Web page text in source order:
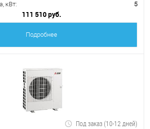
кВт:
5
111 510 руб.
Подробнее
Под заказ (10-12 дней)